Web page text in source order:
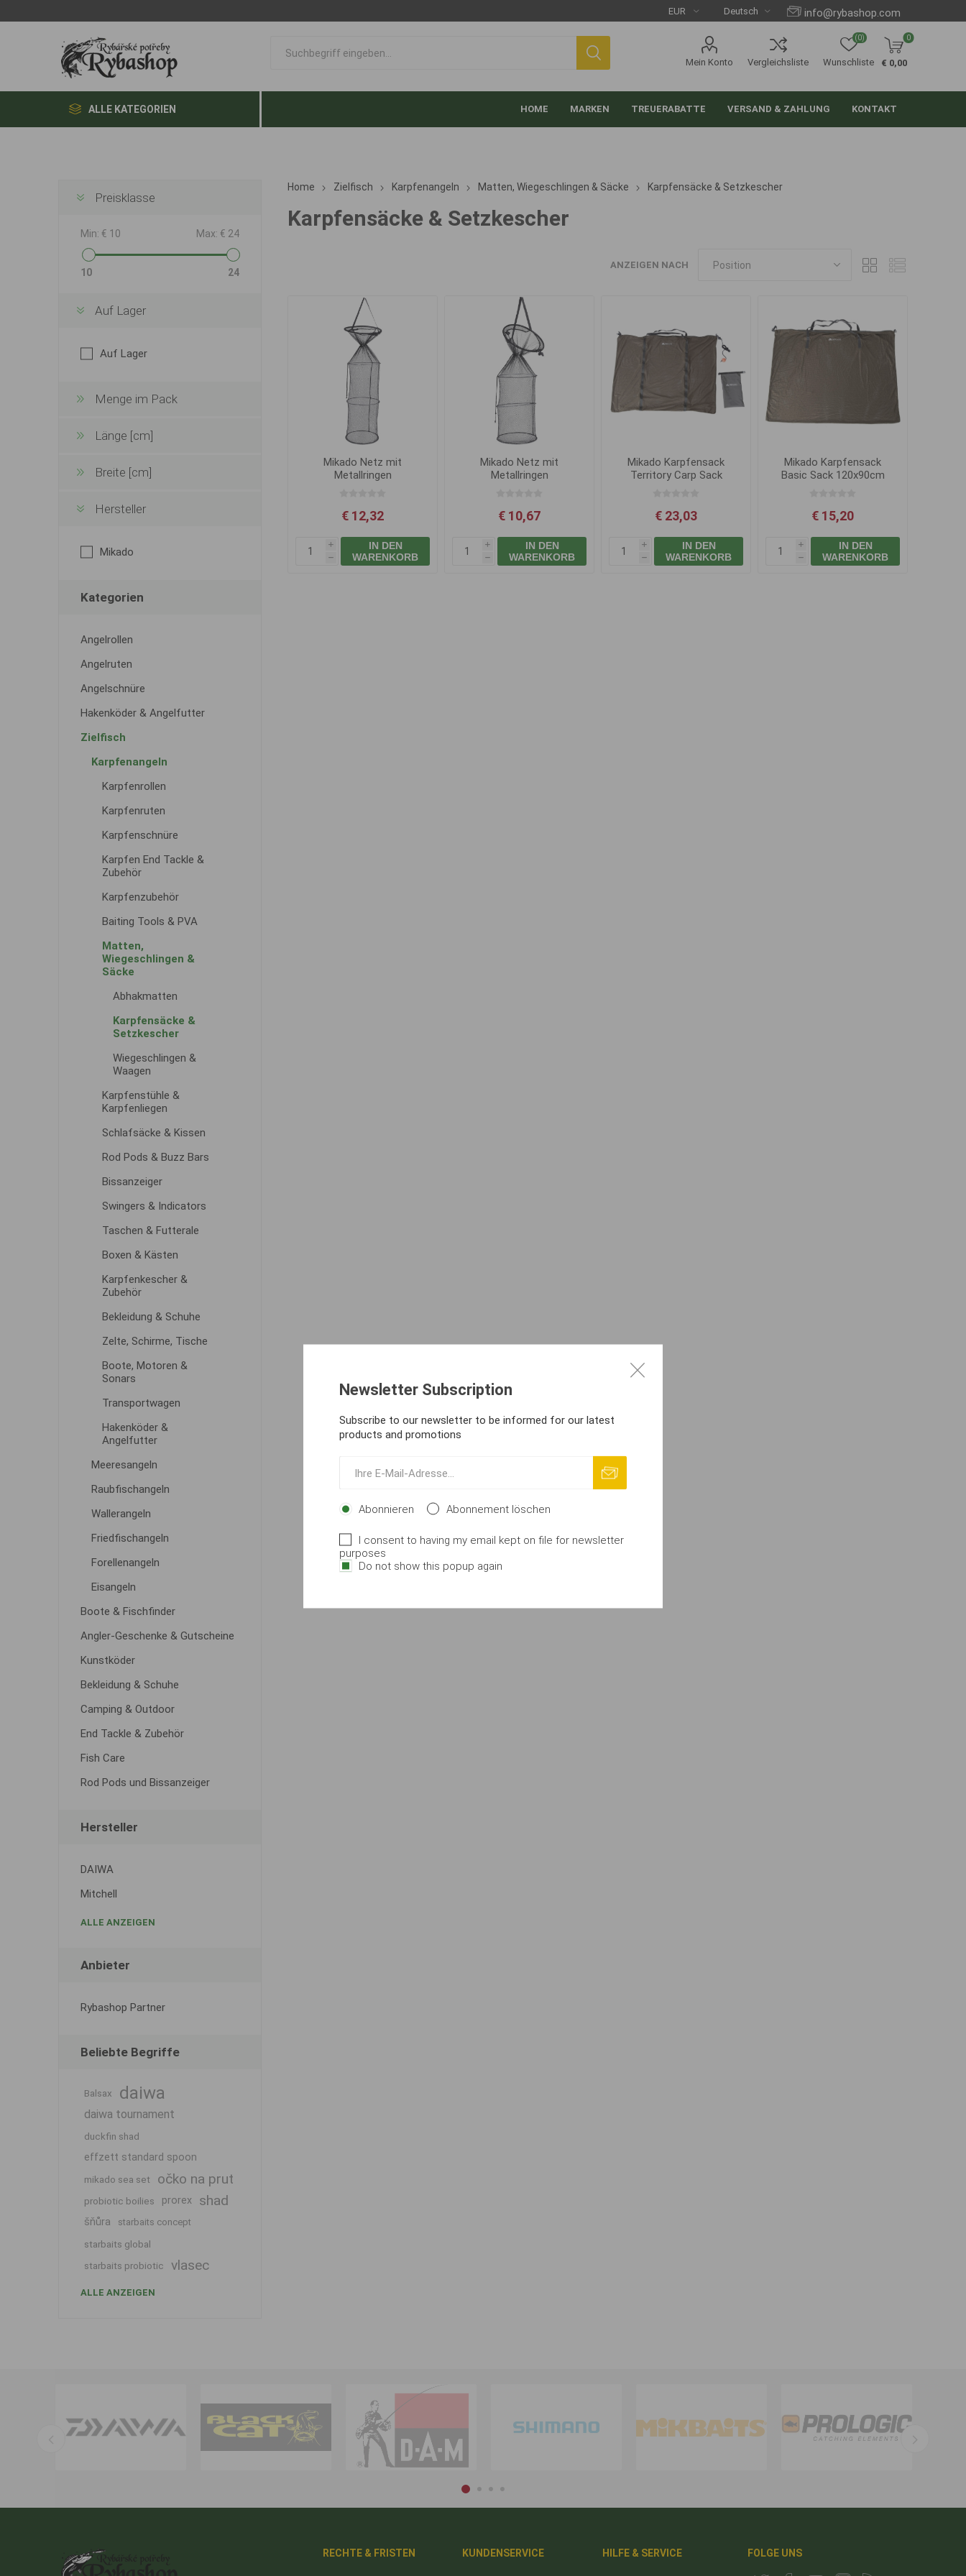
info@rybashop.com
Mein Konto Vergleichsliste Wunschliste
(0) 0
€ 0,00
ALLE KATEGORIEN HOME MARKEN TREUERABATTE VERSAND & ZAHLUNG KONTAKT
Home Zielfisch Karpfenangeln Matten, Wiegeschlingen & Säcke Karpfensäcke & Setzkescher
Karpfensäcke & Setzkescher
ANZEIGEN NACH
Mikado Netz mit
Metallringen
€ 12,32
i
h
IN DEN
WARENKORB
Mikado Netz mit
Metallringen
€ 10,67
i
h
IN DEN
WARENKORB
Mikado Karpfensack
Territory Carp Sack
€ 23,03
i
h
IN DEN
WARENKORB
Mikado Karpfensack
Basic Sack 120x90cm
€ 15,20
i
h
IN DEN
WARENKORB
Preisklasse
Min: € 10 Max: € 24
10 24
Auf Lager
Auf Lager
Menge im Pack
Länge [cm]
Breite [cm]
Hersteller
Mikado
Kategorien
Angelrollen
Angelruten
Angelschnüre
Hakenköder & Angelfutter
Zielfisch
Karpfenangeln
Karpfenrollen
Karpfenruten
Karpfenschnüre
Karpfen End Tackle &
Zubehör
Karpfenzubehör
Baiting Tools & PVA
Matten,
Wiegeschlingen &
Säcke
Abhakmatten
Karpfensäcke &
Setzkescher
Wiegeschlingen &
Waagen
Karpfenstühle &
Karpfenliegen
Schlafsäcke & Kissen
Rod Pods & Buzz Bars
Bissanzeiger
Swingers & Indicators
Taschen & Futterale
Boxen & Kästen
Karpfenkescher &
Zubehör
Bekleidung & Schuhe
Zelte, Schirme, Tische
Boote, Motoren &
Sonars
Transportwagen
Hakenköder &
Angelfutter
Meeresangeln
Raubfischangeln
Wallerangeln
Friedfischangeln
Forellenangeln
Eisangeln
Boote & Fischfinder
Angler-Geschenke & Gutscheine
Kunstköder
Bekleidung & Schuhe
Camping & Outdoor
End Tackle & Zubehör
Fish Care
Rod Pods und Bissanzeiger
Hersteller
DAIWA
Mitchell
ALLE ANZEIGEN
Anbieter
Rybashop Partner
Beliebte Begriffe
Balsax daiwa
daiwa tournament
duckfin shad
effzett standard spoon
mikado sea set očko na prut
probiotic boilies prorex shad
šňůra starbaits concept
starbaits global
starbaits probiotic
vlasec
ALLE ANZEIGEN
RECHTE & FRISTEN KUNDENSERVICE HILFE & SERVICE FOLGE UNS
Newsletter Subscription
Subscribe to our newsletter to be informed for our latest
products and promotions
Abonnieren Abonnement löschen
I consent to having my email kept on file for newsletter
purposes
Do not show this popup again